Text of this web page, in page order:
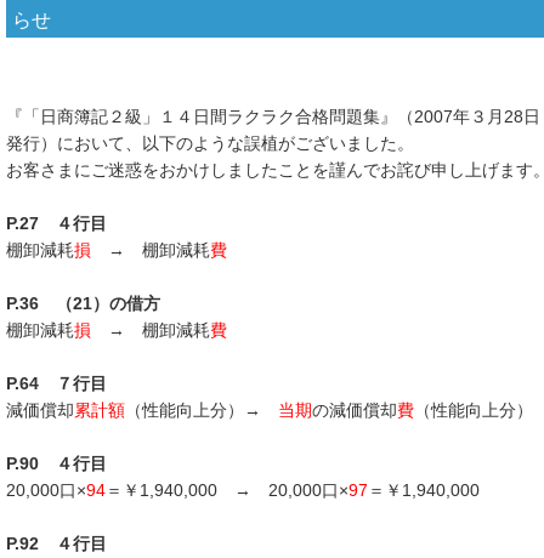
らせ
『「日商簿記２級」１４日間ラクラク合格問題集』（2007年３月28日
発行）において、以下のような誤植がございました。
お客さまにご迷惑をおかけしましたことを謹んでお詫び申し上げます
P.27 ４行目
棚卸減耗損 → 棚卸減耗費
P.36 （21）の借方
棚卸減耗損 → 棚卸減耗費
P.64 ７行目
減価償却累計額 （性能向上分）→ 当期の減価償却費 （性能向上分）
P.90 ４行目
20,000口×94＝￥1,940,000 → 20,000口×97 ＝￥1,940,000
P.92 ４行目